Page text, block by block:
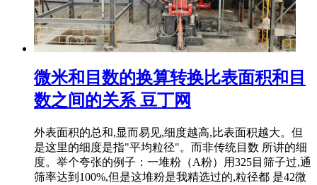
微米和目数的换算转换比表面积和目
数之间的关系 豆丁网
外表面积的总和,显而易见,细度越高,比表面积越大。但
是这里的细度是指"平均粒径"。而非传统目数 所讲的细
度。举个夸张的例子：一堆粉（A粉）用325目筛子过,通
筛率达到100%,但是这堆粉是我精选过的,粒径都 是42微